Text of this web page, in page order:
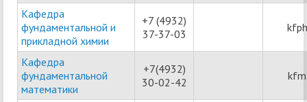
Кафедра
фундаментальной и
прикладной химии
+7 (4932)
37-37-03
Кафедра
фундаментальной
математики
+7(4932)
30-02-42